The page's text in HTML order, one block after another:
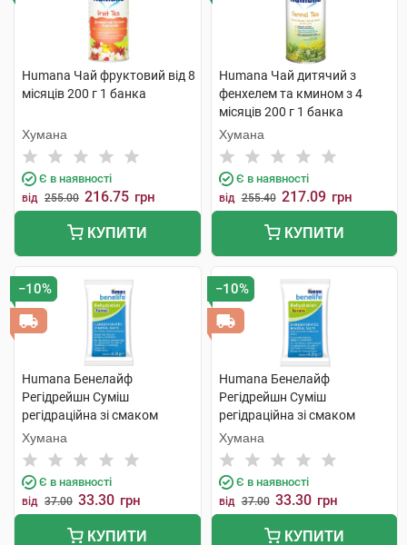
Humana Чай фруктовий від 8
місяців 200 г 1 банка
Хумана
Є в наявності
від 255.00 216.75 грн
КУПИТИ
Humana Чай дитячий з
фенхелем та кмином з 4
місяців 200 г 1 банка
Хумана
Є в наявності
від 255.40 217.09 грн
КУПИТИ
−10%
Humana Бенелайф
Регідрейшн Суміш
регідраційна зі смаком
фенхеля для дітей з
народження та дорослих 1
пакет
Хумана
Є в наявності
від 37.00 33.30 грн
КУПИТИ
−10%
Humana Бенелайф
Регідрейшн Суміш
регідраційна зі смаком
банану для дітей від 1 року
та дорослих 1 пакет
Хумана
Є в наявності
від 37.00 33.30 грн
КУПИТИ